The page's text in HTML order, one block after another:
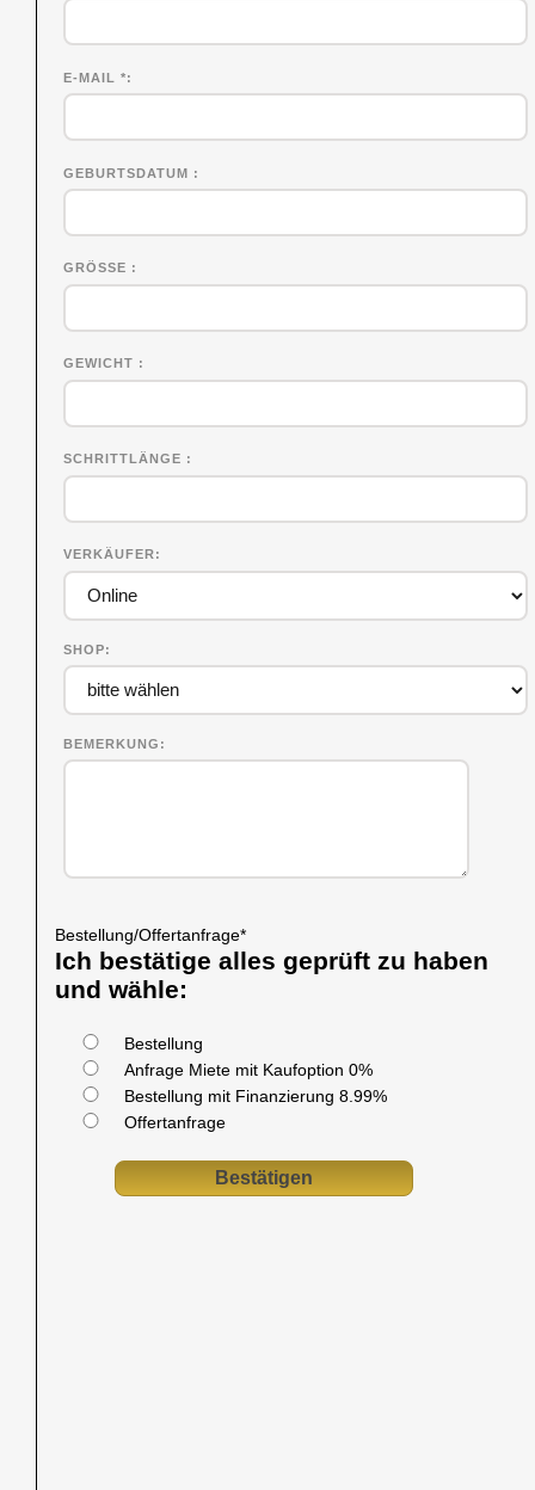
E-MAIL *
GEBURTSDATUM
GRÖSSE
GEWICHT
SCHRITTLÄNGE
VERKÄUFER
SHOP
BEMERKUNG
Bestellung/Offertanfrage*
Ich bestätige alles geprüft zu haben
und wähle:
Bestellung
Anfrage Miete mit Kaufoption 0%
Bestellung mit Finanzierung 8.99%
Offertanfrage